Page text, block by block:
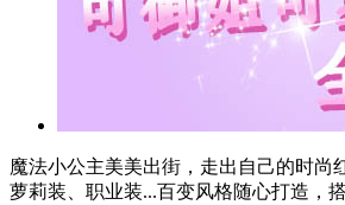
魔法小公主美美出街，走出自己的时尚
萝莉装、职业装...百变风格随心打造，